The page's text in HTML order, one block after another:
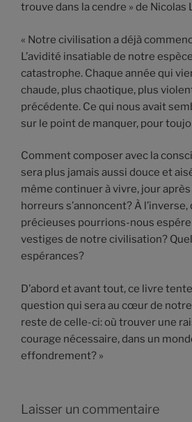
trouve dans la cendre » de Nicolas
« Notre civilisation a déjà
L’avidité insatiable de notre
catastrophe. Chaque année qui
chaude, plus chaotique, plus
précédente. Ce qui nous avait
sur le point de manquer, pour
Comment composer avec la
sera plus jamais aussi douce et
même continuer à vivre, jour
horreurs s’annoncent? À
précieuses pourrions-nous
vestiges de notre civilisation?
espérances?
D’abord et avant tout, ce livre
question qui sera au cœur de
reste de celle-ci: où trouver une
courage nécessaire, dans un
effondrement? »
Laisser un commentaire